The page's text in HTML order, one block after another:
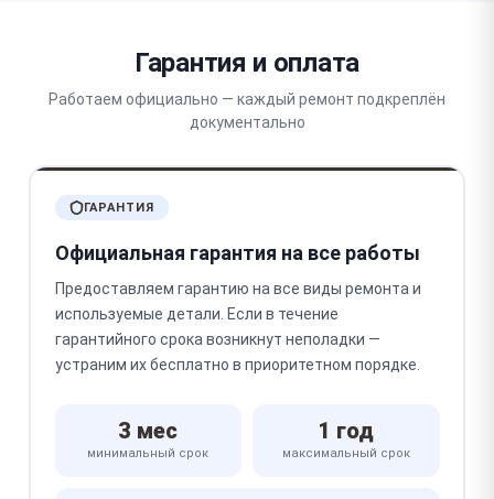
Гарантия и оплата
Работаем официально — каждый ремонт подкреплён
документально
ГАРАНТИЯ
Официальная гарантия на все работы
Предоставляем гарантию на все виды ремонта и
используемые детали. Если в течение
гарантийного срока возникнут неполадки —
устраним их бесплатно в приоритетном порядке.
3 мес
минимальный срок
1 год
максимальный срок